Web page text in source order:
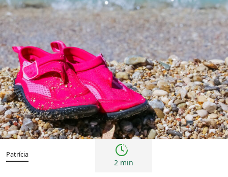
Tanácsok
Patrícia
2 min